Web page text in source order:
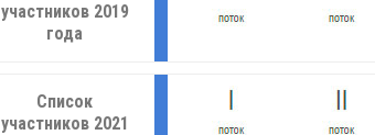
участников 2019
года
Список
участников 2021